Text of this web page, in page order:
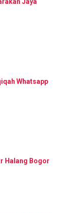
Whatsapp
Halang Bogor